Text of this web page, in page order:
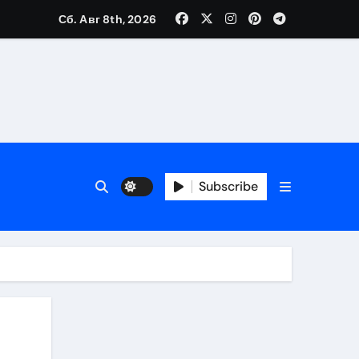
Сб. Авг 8th, 2026
Subscribe